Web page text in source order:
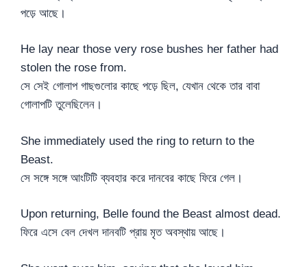
পড়ে আছে।
He lay near those very rose bushes her father had
stolen the rose from.
সে সেই গোলাপ গাছগুলোর কাছে পড়ে ছিল, যেখান থেকে তার বাবা
গোলাপটি তুলেছিলেন।
She immediately used the ring to return to the
Beast.
সে সঙ্গে সঙ্গে আংটিটি ব্যবহার করে দানবের কাছে ফিরে গেল।
Upon returning, Belle found the Beast almost dead.
ফিরে এসে বেল দেখল দানবটি প্রায় মৃত অবস্থায় আছে।